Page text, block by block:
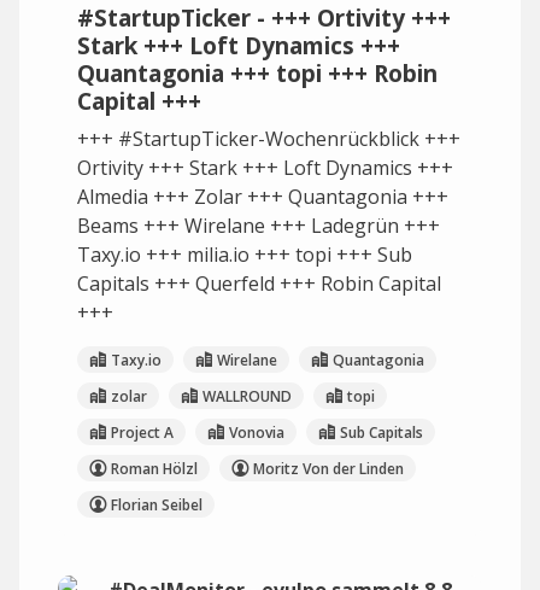
#StartupTicker - +++ Ortivity +++
Stark +++ Loft Dynamics +++
Quantagonia +++ topi +++ Robin
Capital +++
+++ #StartupTicker-Wochenrückblick +++
Ortivity +++ Stark +++ Loft Dynamics +++
Almedia +++ Zolar +++ Quantagonia +++
Beams +++ Wirelane +++ Ladegrün +++
Taxy.io +++ milia.io +++ topi +++ Sub
Capitals +++ Querfeld +++ Robin Capital
+++
Taxy.io Wirelane
Quantagonia
zolar
WALLROUND
topi
Project A
Vonovia
Sub Capitals
Roman Hölzl
Moritz Von der Linden
Florian Seibel